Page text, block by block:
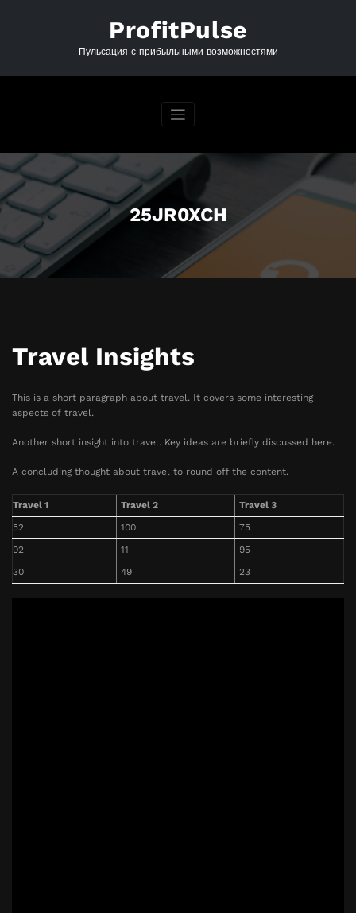
ProfitPulse
Пульсация с прибыльными возможностями
25JR0XCH
Travel Insights
This is a short paragraph about travel. It covers some interesting
aspects of travel.
Another short insight into travel. Key ideas are briefly discussed here.
A concluding thought about travel to round off the content.
Travel 1 Travel 2
Travel 3
52
100
75
92
11
95
30
49 23